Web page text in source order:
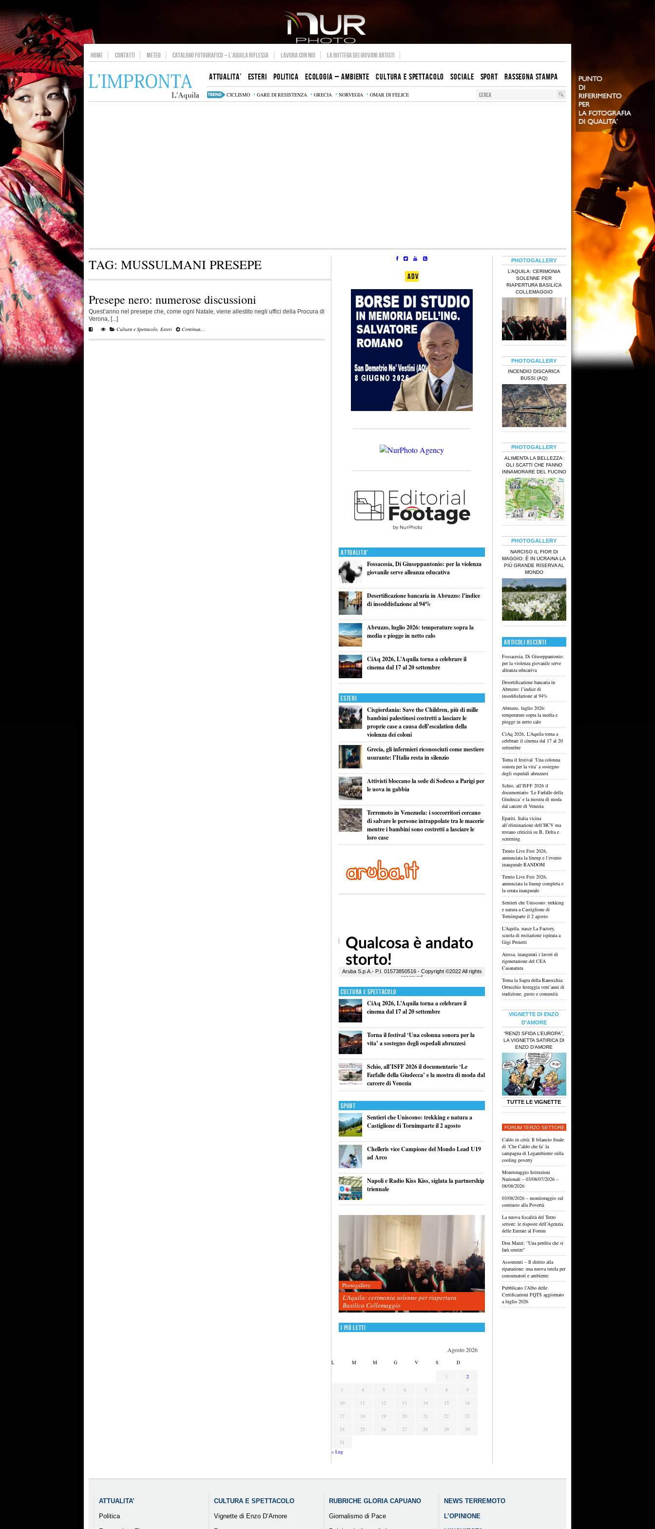
HOME CONTATTI METEO CATALOGO FOTOGRAFICO – L’AQUILA RIFLESSA LAVORA CON NOI LA BOTTEGA DEI GIOVANI ARTISTI
ATTUALITA’ ESTERI POLITICA ECOLOGIA – AMBIENTE CULTURA E SPETTACOLO SOCIALE SPORT RASSEGNA STAMPA
CICLISMO GARE DI RESISTENZA GRECIA NORVEGIA OMAR DI FELICE
TAG: MUSSULMANI PRESEPE
Presepe nero: numerose discussioni
Quest’anno nel presepe che, come ogni Natale, viene allestito negli uffici della Procura di
Verona, [...]
Cultura e Spettacolo, Esteri Continua...
ADV
Attualita'
Fossacesia, Di Giuseppantonio: per la violenza
giovanile serve alleanza educativa
Desertificazione bancaria in Abruzzo: l’indice
di insoddisfazione al 94%
Abruzzo, luglio 2026: temperature sopra la
media e piogge in netto calo
CiAq 2026, L’Aquila torna a celebrare il
cinema dal 17 al 20 settembre
Esteri
Cisgiordania: Save the Children, più di mille
bambini palestinesi costretti a lasciare le
proprie case a causa dell’escalation della
violenza dei coloni
Grecia, gli infermieri riconosciuti come mestiere
usurante: l’Italia resta in silenzio
Attivisti bloccano la sede di Sodexo a Parigi per
le uova in gabbia
Terremoto in Venezuela: i soccorritori cercano
di salvare le persone intrappolate tra le macerie
mentre i bambini sono costretti a lasciare le
loro case
Cultura e Spettacolo
CiAq 2026, L’Aquila torna a celebrare il
cinema dal 17 al 20 settembre
Torna il festival ‘Una colonna sonora per la
vita’ a sostegno degli ospedali abruzzesi
Schio, all’ISFF 2026 il documentario ‘Le
Farfalle della Giudecca’ e la mostra di moda dal
carcere di Venezia
Sport
Sentieri che Uniscono: trekking e natura a
Castiglione di Tornimparte il 2 agosto
Chelleris vice Campione del Mondo Lead U19
ad Arco
Napoli e Radio Kiss Kiss, siglata la partnership
triennale
Photogallery
L’Aquila: cerimonia solenne per riapertura
Basilica Collemaggio
I più letti
Agosto 2026
L M M G V S D
1
2
3
4 5 6 7 8
9
10
11 12 13 14 15
16
17
18 19 20 21 22
23
24
25 26 27 28 29
30
31
« Lug
PHOTOGALLERY
L’AQUILA: CERIMONIA
SOLENNE PER
RIAPERTURA BASILICA
COLLEMAGGIO
PHOTOGALLERY
INCENDIO DISCARICA
BUSSI (AQ)
PHOTOGALLERY
ALIMENTA LA BELLEZZA:
GLI SCATTI CHE FANNO
INNAMORARE DEL FUCINO
PHOTOGALLERY
NARCISO IL FIOR DI
MAGGIO: È IN UCRAINA LA
PIÙ GRANDE RISERVA AL
MONDO
ARTICOLI RECENTI
Fossacesia, Di Giuseppantonio:
per la violenza giovanile serve
alleanza educativa
Desertificazione bancaria in
Abruzzo: l’indice di
insoddisfazione al 94%
Abruzzo, luglio 2026:
temperature sopra la media e
piogge in netto calo
CiAq 2026, L’Aquila torna a
celebrare il cinema dal 17 al 20
settembre
Torna il festival ‘Una colonna
sonora per la vita’ a sostegno
degli ospedali abruzzesi
Schio, all’ISFF 2026 il
documentario ‘Le Farfalle della
Giudecca’ e la mostra di moda
dal carcere di Venezia
Epatiti, Italia vicina
all’eliminazione dell’HCV ma
restano criticità su B, Delta e
screening
Trento Live Fest 2026,
annunciata la lineup e l’evento
inaugurale RANDOM
Trento Live Fest 2026,
annunciata la lineup completa e
la serata inaugurale
Sentieri che Uniscono: trekking
e natura a Castiglione di
Tornimparte il 2 agosto
L’Aquila, nasce La Factory,
scuola di recitazione ispirata a
Gigi Proietti
Atessa, inaugurati i lavori di
rigenerazione del CEA
Casanatura
Torna la Sagra della Ranocchia:
Ortucchio festeggia vent’anni di
tradizione, gusto e comunità
VIGNETTE DI ENZO
D'AMORE
“RENZI SFIDA L’EUROPA”,
LA VIGNETTA SATIRICA DI
ENZO D’AMORE
TUTTE LE VIGNETTE
FORUM TERZO SETTORE
Caldo in città: Il bilancio finale
di ‘Che Caldo che fa’ la
campagna di Legambiente sulla
cooling poverty
Monitoraggio Istituzioni
Nazionali – 03/08/07/2026 –
08/08/2026
03/08/2026 – monitoraggio sul
contrasto alla Povertà
La nuova fiscalità del Terzo
settore: le risposte dell’Agenzia
delle Entrate al Forum
Don Mazzi: “Una perdita che si
farà sentire”
Assoutenti – Il diritto alla
riparazione: una nuova tutela per
consumatori e ambiente
Pubblicato l’Albo delle
Certificazioni FQTS aggiornato
a luglio 2026
ATTUALITA’
Politica
CULTURA E SPETTACOLO
Vignette di Enzo D’Amore
RUBRICHE GLORIA CAPUANO
Giornalismo di Pace
NEWS TERREMOTO
L’OPINIONE